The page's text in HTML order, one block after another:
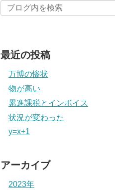
最近の投稿
万博の惨状
物が高い
累進課税とインボイス
状況が変わった
y=x+1
アーカイブ
2023年